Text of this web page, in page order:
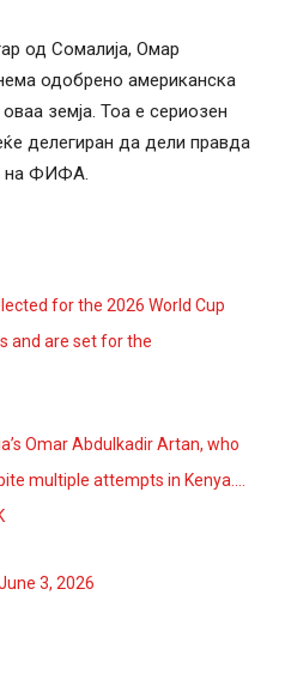
од Сомалија, Омар
одобрено американска
земја. Тоа е сериозен
делегиран да дели правда
на ФИФА.
for the 2026 World Cup
and are set for the
Omar Abdulkadir Artan, who
multiple attempts in Kenya.…
3, 2026